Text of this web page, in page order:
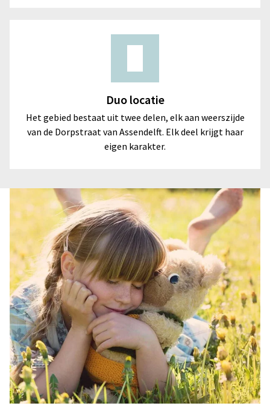
Duo locatie
Het gebied bestaat uit twee delen, elk aan weerszijde
van de Dorpstraat van Assendelft. Elk deel krijgt haar
eigen karakter.